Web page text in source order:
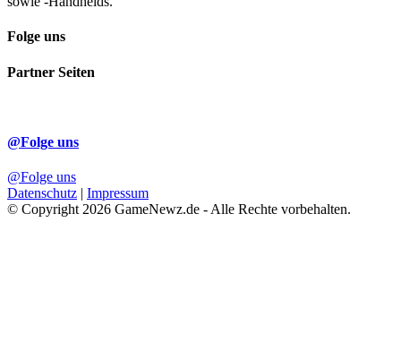
Folge uns
Partner Seiten
@Folge uns
@Folge uns
Datenschutz | Impressum
© Copyright 2026 GameNewz.de - Alle Rechte vorbehalten.